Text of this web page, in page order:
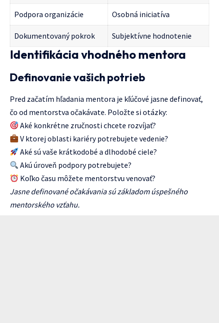
Podpora organizácie Osobná iniciatíva
Dokumentovaný pokrok Subjektívne hodnotenie
Identifikácia vhodného mentora
Definovanie vašich potrieb
Pred začatím hľadania mentora je kľúčové jasne definovať,
čo od mentorstva očakávate. Položte si otázky:
Aké konkrétne zručnosti chcete rozvíjať?
V ktorej oblasti kariéry potrebujete vedenie?
Aké sú vaše krátkodobé a dlhodobé ciele?
Akú úroveň podpory potrebujete?
Koľko času môžete mentorstvu venovať?
Jasne definované očakávania sú základom úspešného
mentorského vzťahu.